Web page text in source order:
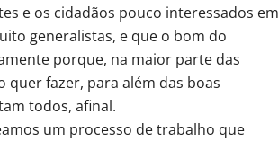
e os cidadãos pouco interessados em
generalistas, e que o bom do
porque, na maior parte das
quer fazer, para além das boas
todos, afinal.
um processo de trabalho que